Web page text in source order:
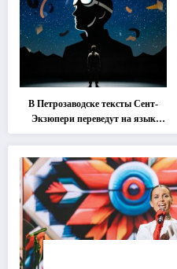
В Петрозаводске тексты Сент-
Экзюпери переведут на язык
современной хореографии